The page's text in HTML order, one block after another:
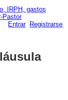
IRPH, gastos
Pastor
Entrar
Registrarse